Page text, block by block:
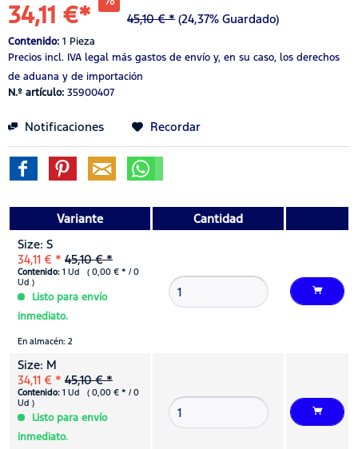
34,11 €* 45,10 € * (24,37% Guardado)
Contenido: 1 Pieza
Precios incl. IVA legal más gastos de envío y, en su caso, los derechos
de aduana y de importación
N.º artículo: 35900407
Notificaciones Recordar
Variante
Cantidad
Size: S
34,11 € * 45,10 € *
Contenido: 1 Ud ( 0,00 € * / 0
Ud )
Listo para envío
inmediato.
En almacén: 2
Size: M
34,11 € * 45,10 € *
Contenido: 1 Ud ( 0,00 € * / 0
Ud )
Listo para envío
inmediato.